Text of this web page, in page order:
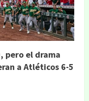
pero el drama
a Atléticos 6-5